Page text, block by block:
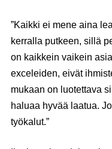
”Kaikki ei mene aina
kerralla putkeen, sillä
on kaikkein vaikein
exceleiden, eivät
mukaan on luotettava
haluaa hyvää laatua.
työkalut.”